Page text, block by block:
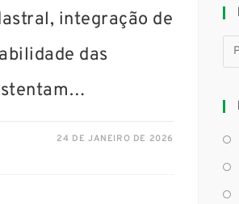
integração de
das
24 DE JANEIRO DE 2026